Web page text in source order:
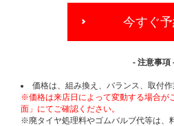
今すぐ
- 注意事項
価格は、組み換え、バランス、取付作
※価格は来店日によって変動する場合が
面」にてご確認ください。
※廃タイヤ処理料やゴムバルブ代等は、